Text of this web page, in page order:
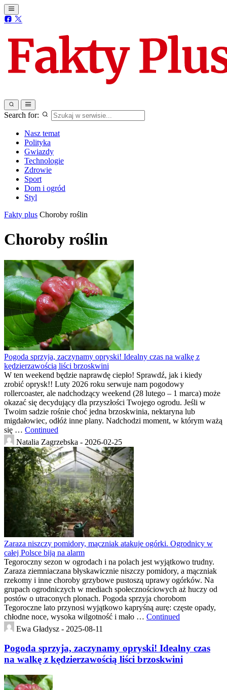
Search for:
Nasz temat
Polityka
Gwiazdy
Technologie
Zdrowie
Sport
Dom i ogród
Styl
Fakty plus Choroby roślin
Choroby roślin
Pogoda sprzyja, zaczynamy opryski! Idealny czas na walkę z
kędzierzawością liści brzoskwini
W ten weekend będzie naprawdę ciepło! Sprawdź, jak i kiedy
zrobić oprysk!! Luty 2026 roku serwuje nam pogodowy
rollercoaster, ale nadchodzący weekend (28 lutego – 1 marca) może
okazać się decydujący dla przyszłości Twojego ogrodu. Jeśli w
Twoim sadzie rośnie choć jedna brzoskwinia, nektaryna lub
migdałowiec, odłóż inne plany. Nadchodzi moment, w którym ważą
się … Continued
Natalia Zagrzebska - 2026-02-25
Zaraza niszczy pomidory, mączniak atakuje ogórki. Ogrodnicy w
całej Polsce biją na alarm
Tegoroczny sezon w ogrodach i na polach jest wyjątkowo trudny.
Zaraza ziemniaczana błyskawicznie niszczy pomidory, a mączniak
rzekomy i inne choroby grzybowe pustoszą uprawy ogórków. Na
grupach ogrodniczych w mediach społecznościowych aż huczy od
postów o utraconych plonach. Pogoda sprzyja chorobom
Tegoroczne lato przynosi wyjątkowo kapryśną aurę: częste opady,
chłodne noce, wysoka wilgotność i mało … Continued
Ewa Gładysz - 2025-08-11
Pogoda sprzyja, zaczynamy opryski! Idealny czas
na walkę z kędzierzawością liści brzoskwini